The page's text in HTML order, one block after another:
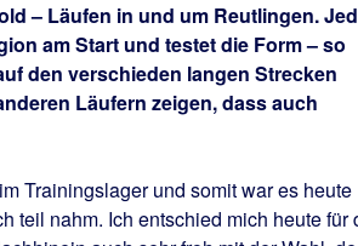
– Läufen in und um Reutlingen.
am Start und testet die Form – so
den verschieden langen Strecken
Läufern zeigen, dass auch
Trainingslager und somit war es heute
teil nahm. Ich entschied mich heute für